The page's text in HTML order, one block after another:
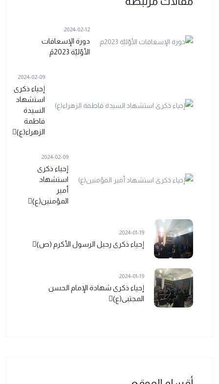
2024-02-12
دورة الإسعافات
الأوّليّة 2023مً
2024-02-09
إحياء ذكرى
استشهاد
السيدة
فاطمة
الزهراء(ع)ً
2024-02-09
إحياء ذكرى
استشهاد
أمير
المؤمنين(ع)ً
2024-01-19
إحياء ذكرى رحيل الرسول الأكرم (ص)ً
2024-01-19
إحياء ذكرى شهادة الإمام الحسن
المجتبى(ع)ً